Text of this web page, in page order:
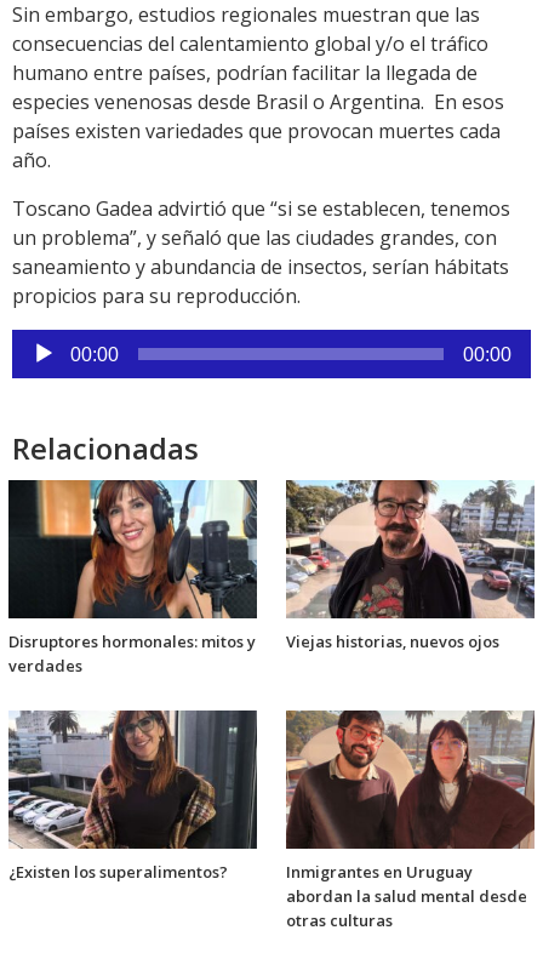
Sin embargo, estudios regionales muestran que las
consecuencias del calentamiento global y/o el tráfico
humano entre países, podrían facilitar la llegada de
especies venenosas desde Brasil o Argentina. En esos
países existen variedades que provocan muertes cada
año.
Toscano Gadea advirtió que “si se establecen, tenemos
un problema”, y señaló que las ciudades grandes, con
saneamiento y abundancia de insectos, serían hábitats
propicios para su reproducción.
Reproductor
de
00:00 00:00
Relacionadas
Disruptores hormonales: mitos y
verdades
Viejas historias, nuevos ojos
¿Existen los superalimentos?
Inmigrantes en Uruguay
abordan la salud mental desde
otras culturas